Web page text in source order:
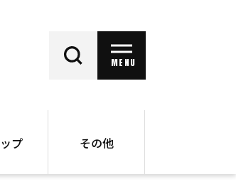
MENU
プ その他